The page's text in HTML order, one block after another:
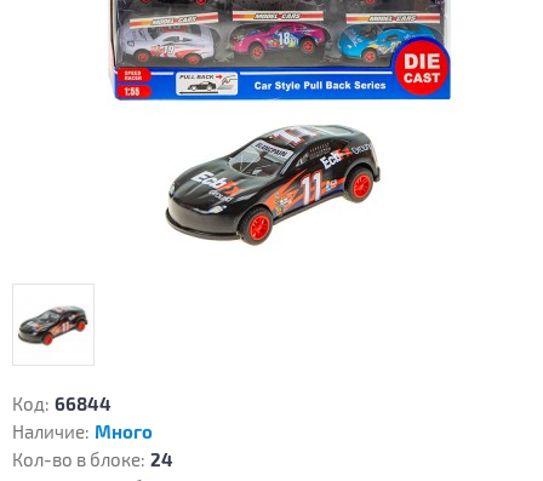
Код: 66844
Наличие: Много
Кол-во в блоке: 24